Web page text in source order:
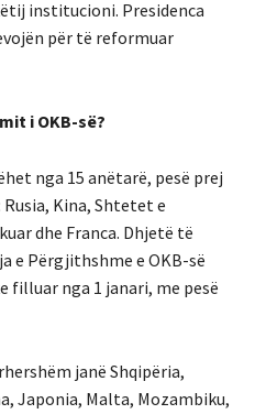
institucioni. Presidenca
për të reformuar
i OKB-së?
nga 15 anëtarë, pesë prej
Kina, Shtetet e
dhe Franca. Dhjetë të
e Përgjithshme e OKB-së
filluar nga 1 janari, me pesë
janë Shqipëria,
Japonia, Malta, Mozambiku,